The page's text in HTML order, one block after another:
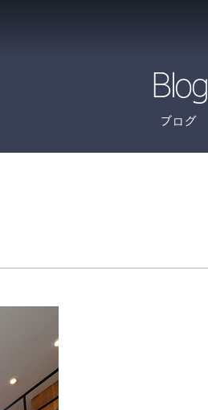
Blog
ブログ